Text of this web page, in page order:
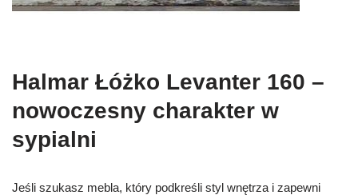
Halmar Łóżko Levanter 160 –
nowoczesny charakter w
sypialni
Jeśli szukasz mebla, który podkreśli styl wnętrza i zapewni